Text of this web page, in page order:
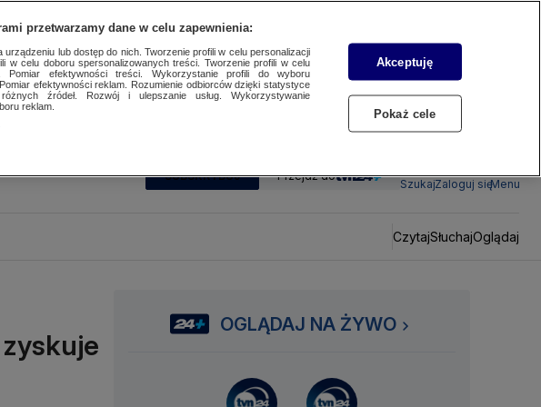
SUBSKRYBUJ Przejdź do
SzukajZaloguj sięMenu
CzytajSłuchajOglądaj
OGLĄDAJ NA ŻYWO
przetwarzamy dane w celu zapewnienia:
urządzeniu lub dostęp do nich. Tworzenie profili w celu personalizacji
w celu doboru spersonalizowanych treści. Tworzenie profili w celu
Pomiar efektywności treści. Wykorzystanie profili do wyboru
efektywności reklam. Rozumienie odbiorców dzięki statystyce
źródeł. Rozwój i ulepszanie usług. Wykorzystywanie
reklam.
Akceptuję
Pokaż cele